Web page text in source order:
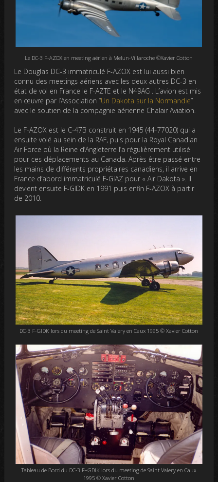
Le DC-3 F-AZOX en meeting aérien à Melun-Villaroche ©Xavier Cotton
Le Douglas DC-3 immatriculé F-AZOX est lui aussi bien
connu des meetings aériens avec les deux autres DC-3 en
état de vol en France le F-AZTE et le N49AG . L’avion est mis
en œuvre par l’Association “Un Dakota sur la Normandie”
avec le soutien de la compagnie aérienne Chalair Aviation.
Le F-AZOX est le C-47B construit en 1945 (44-77020) qui a
ensuite volé au sein de la RAF, puis pour la Royal Canadian
Air Force où la Reine d’Angleterre l’a régulièrement utilisé
pour ces déplacements au Canada. Après être passé entre
les mains de différents propriétaires canadiens, il arrive en
France d’abord immatriculé F-GIAZ pour « Air Dakota ». Il
devient ensuite F-GIDK en 1991 puis enfin F-AZOX à partir
de 2010.
DC-3 F-GIDK lors du meeting de Saint Valery en Caux 1995 © Xavier Cotton
Tableau de Bord du DC-3 F–GDIK lors du meeting de Saint Valery en Caux
1995 © Xavier Cotton